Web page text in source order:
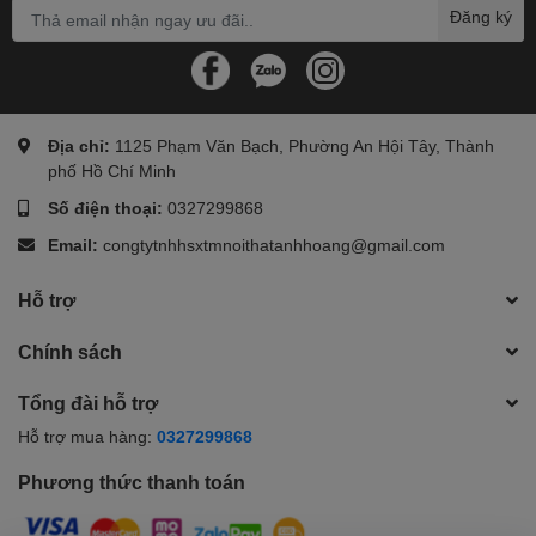
#ghexoay #ghe_xoay #ghevanphong #ghe_van_phong
#ghecongthaihoc #ghe_cong_thai_hoc
Đăng ký
Địa chỉ: 1125 Phạm Văn Bạch, Phường An Hội Tây, Thành
phố Hồ Chí Minh
Số điện thoại: 0327299868
Email: congtytnhhsxtmnoithatanhhoang@gmail.com
Hỗ trợ
Chính sách
Tổng đài hỗ trợ
Hỗ trợ mua hàng: 0327299868
Phương thức thanh toán